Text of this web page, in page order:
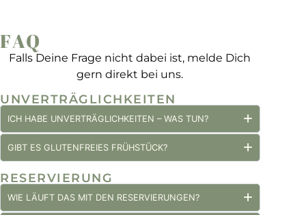
FAQ
Falls Deine Frage nicht dabei ist, melde Dich
gern direkt bei uns.
UNVERTRÄGLICHKEITEN
ICH HABE UNVERTRÄGLICHKEITEN – WAS TUN?
GIBT ES GLUTENFREIES FRÜHSTÜCK?
RESERVIERUNG
WIE LÄUFT DAS MIT DEN RESERVIERUNGEN?